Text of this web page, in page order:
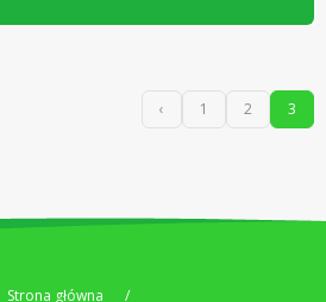
‹ 1 2 3
Strona główna